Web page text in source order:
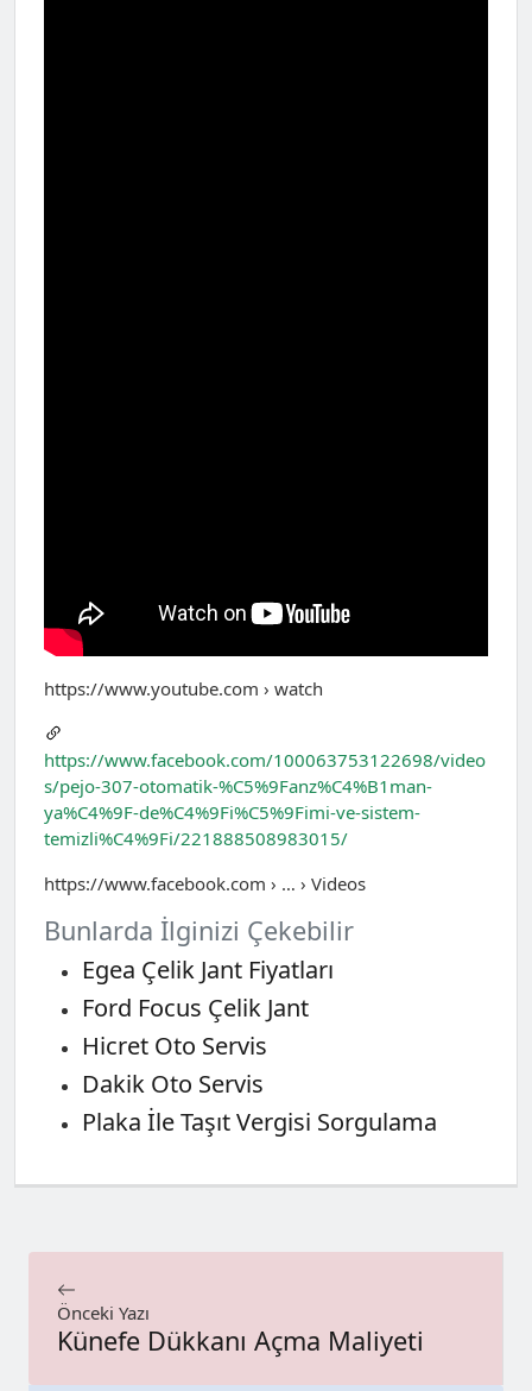
https://www.youtube.com › watch
https://www.facebook.com/100063753122698/video
s/pejo-307-otomatik-%C5%9Fanz%C4%B1man-
ya%C4%9F-de%C4%9Fi%C5%9Fimi-ve-sistem-
temizli%C4%9Fi/221888508983015/
https://www.facebook.com › … › Videos
Bunlarda İlginizi Çekebilir
Egea Çelik Jant Fiyatları
Ford Focus Çelik Jant
Hicret Oto Servis
Dakik Oto Servis
Plaka İle Taşıt Vergisi Sorgulama
Önceki Yazı
Künefe Dükkanı Açma Maliyeti